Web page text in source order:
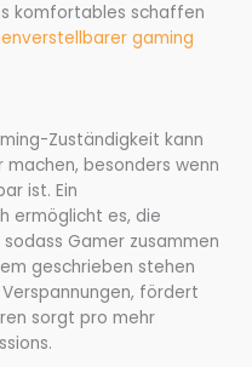
komfortables schaffen
gaming
Zuständigkeit kann
besonders wenn
ist. Ein
ermöglicht es, die
Gamer zusammen
geschrieben stehen
fördert
sorgt pro mehr